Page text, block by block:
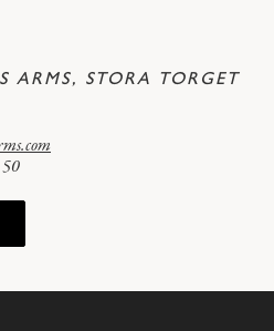
ARMS, STORA TORGET